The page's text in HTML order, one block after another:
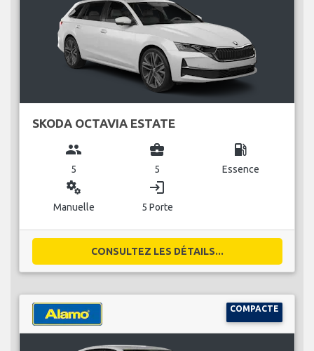
SKODA OCTAVIA ESTATE
group
5
business_center
5
local_gas_station
Essence
miscellaneous_services
Manuelle
login
5 Porte
CONSULTEZ LES DÉTAILS...
COMPACTE